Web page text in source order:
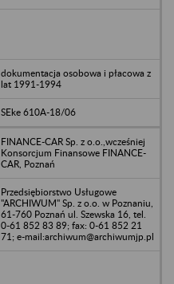
dokumentacja osobowa i płacowa z
lat 1991-1994
SEke 610A-18/06
FINANCE-CAR Sp. z o.o.,wcześniej
Konsorcjum Finansowe FINANCE-
CAR, Poznań
Przedsiębiorstwo Usługowe
"ARCHIWUM" Sp. z o.o. w Poznaniu,
61-760 Poznań ul. Szewska 16, tel.
0-61 852 83 89; fax: 0-61 852 21
71; e-mail:archiwum@archiwumjp.pl